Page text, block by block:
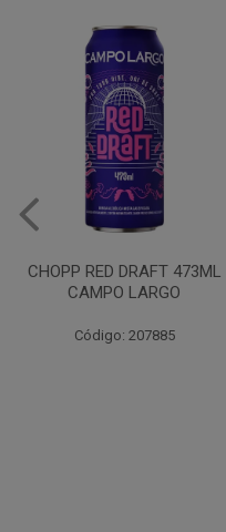
CHOPP RED DRAFT 473ML
CAMPO LARGO
Código: 207885